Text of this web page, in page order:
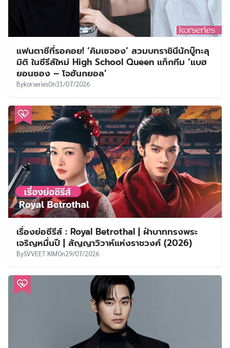
แฟนตาซีที่รอคอย! ‘คิมเซจอง’ สวมบทราชินีนักบู๊ทะลุ
มิติ ในซีรีส์ใหม่ High School Queen แท็กทีม ‘แบฮ
ยอนซอง – โจฮันกยอล’
BykorseriesOn31/07/2026
เรื่องย่อซีรีส์ : Royal Betrothal | ฝ่าบาททรงพระ
เจริญหมื่นปี | สัญญาวิวาห์แห่งราชวงศ์ (2026)
BySVVEET KIMOn29/07/2026